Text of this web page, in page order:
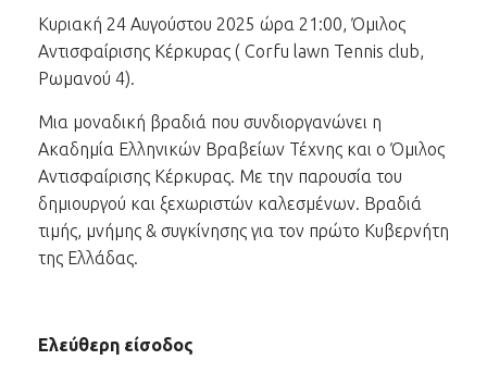
Κυριακή 24 Αυγούστου 2025 ώρα 21:00, Όμιλος
Αντισφαίρισης Κέρκυρας ( Corfu lawn Tennis club,
Ρωμανού 4).
Μια μοναδική βραδιά που συνδιοργανώνει η
Ακαδημία Ελληνικών Βραβείων Τέχνης και ο Όμιλος
Αντισφαίρισης Κέρκυρας. Με την παρουσία του
δημιουργού και ξεχωριστών καλεσμένων. Βραδιά
τιμής, μνήμης & συγκίνησης για τον πρώτο Κυβερνήτη
της Ελλάδας.
Ελεύθερη είσοδος